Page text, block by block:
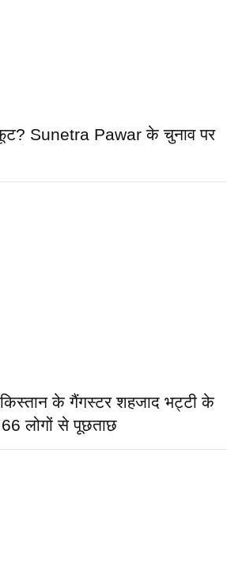
Sunetra Pawar के चुनाव पर
के गैंगस्टर शहजाद भट्टी के
लोगों से पूछताछ